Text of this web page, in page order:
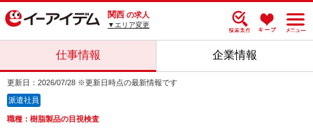
関西 の求人
▼エリア変更
仕事情報 企業情報
更新日：2026/07/28 ※更新日時点の最新情報です
派遣社員
職種：樹脂製品の目視検査